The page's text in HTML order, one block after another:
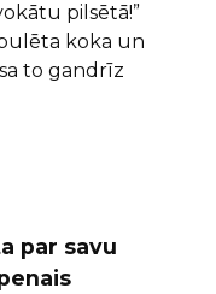
pilsētā!”
koka un
to gandrīz
par savu